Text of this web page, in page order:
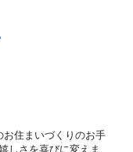
住まいづくりのお手
しさを喜びに変えま